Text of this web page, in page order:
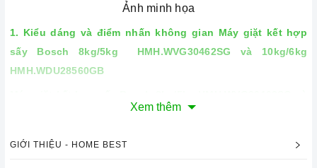
Ảnh minh họa
1. Kiểu dáng và điểm nhấn không gian Máy giặt kết hợp
sấy Bosch 8kg/5kg HMH.WVG30462SG và 10kg/6kg
HMH.WDU28560GB
10kg/6kg HMH.WDU28560GB được thiết kế kết hợp giặt +
sống.
Máy giặt kết hợp sấy Bosch 8kg/5kg
Xem thêm
GIỚI THIỆU - HOME BEST